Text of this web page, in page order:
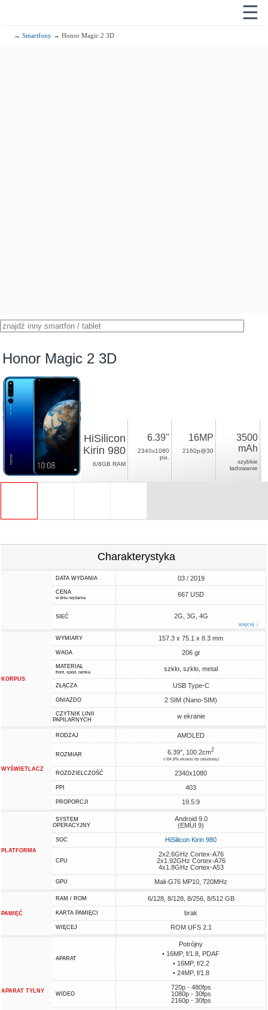
☰
→Smartfony → Honor Magic 2 3D
Honor Magic 2 3D
HiSilicon
Kirin 980
6/8GB RAM
6.39"
2340x1080
pix.
16MP
2160p@30
3500
mAh
szybkie
ładowanie
Charakterystyka
DATA WYDANIA 03 / 2019
CENA
w dniu wydania 667 USD
SIEĆ 2G, 3G, 4G
więcej ↓
KORPUS
WYMIARY 157.3 x 75.1 x 8.3 mm
WAGA 206 gr
MATERIAŁ
front, spód, ramka szkło, szkło, metal
ZŁĄCZA USB Type-C
GNIAZDO 2 SIM (Nano-SIM)
CZYTNIK LINII
PAPILARNYCH
w ekranie
WYŚWIETLACZ
RODZAJ AMOLED
ROZMIAR 6.39", 100.2cm2
(~84.8% ekranu do obudowy)
ROZDZIELCZOŚĆ 2340x1080
PPI 403
PROPORCJI 19.5:9
PLATFORMA
SYSTEM
OPERACYJNY
Android 9.0
(EMUI 9)
SOC HiSilicon Kirin 980
CPU
2x2.6GHz Cortex-A76
2x1.92GHz Cortex-A76
4x1.8GHz Cortex-A53
GPU Mali-G76 MP10, 720MHz
PAMIĘĆ
RAM / ROM 6/128, 8/128, 8/256, 8/512 GB
KARTA PAMIĘCI brak
WIĘCEJ ROM UFS 2.1
APARAT TYLNY
APARAT
Potrójny
• 16MP, f/1.8, PDAF
• 16MP, f/2.2
• 24MP, f/1.8
WIDEO
720p - 480fps
1080p - 30fps
2160p - 30fps